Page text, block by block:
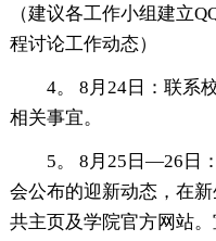
（建议各工作小组建立
程讨论工作动态）
4。 8月24日：联系校
相关事宜。
5。 8月25日—26日：
会公布的迎新动态，在
共主页及学院官方网站